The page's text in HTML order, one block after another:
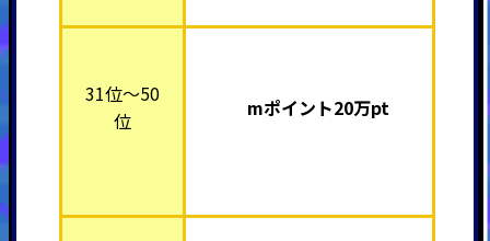
31位～50
位
mポイント20万pt